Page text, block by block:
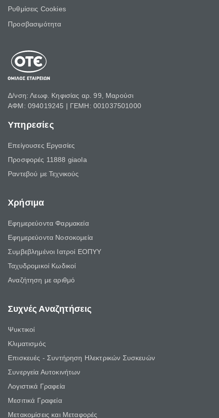
Ρυθμίσεις Cookies
Προσβασιμότητα
Δ/νση: Λεωφ. Κηφισίας αρ. 99, Μαρούσι
ΑΦΜ: 094019245 | ΓΕΜΗ: 001037501000
Υπηρεσίες
Επείγουσες Εργασίες
Προσφορές 11888 giaola
Ραντεβού με Τεχνικούς
Χρήσιμα
Εφημερεύοντα Φαρμακεία
Εφημερεύοντα Νοσοκομεία
Συμβεβλημένοι Ιατροί ΕΟΠΥΥ
Ταχυδρομικοί Κωδικοί
Αναζήτηση με αριθμό
Συχνές Αναζητήσεις
Ψυκτικοί
Κλιματισμός
Επισκευές - Συντήρηση Ηλεκτρικών Συσκευών
Συνεργεία Αυτοκινήτων
Λογιστικά Γραφεία
Μεσιτικά Γραφεία
Μετακομίσεις και Μεταφορές